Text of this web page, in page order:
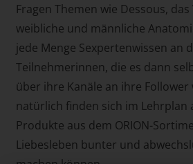
Fragen Themen wie Dessous,
weibliche und männliche
jede Menge Sexpertenwissen an
Teilnehmerinnen, die es dann
über ihre Kanäle an ihre
natürlich finden sich im Lehrplan
Produkte aus dem ORION-
Liebesleben bunter und